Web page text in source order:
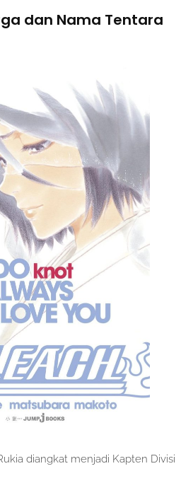
dan Nama Tentara
diangkat menjadi Kapten Divisi